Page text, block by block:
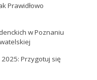
Prawidłowo
w Poznaniu
Przygotuj się